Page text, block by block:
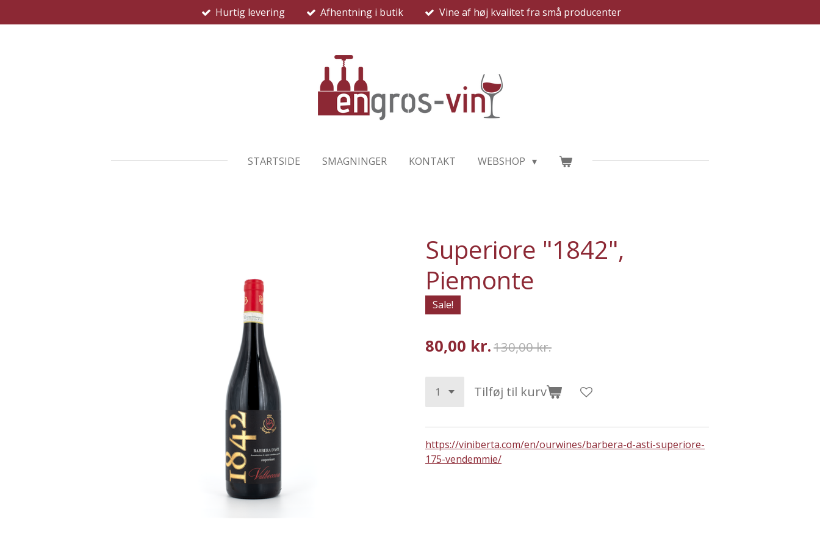
til
Hurtig levering Afhentning i butik Vine af høj kvalitet fra små producenter
STARTSIDE SMAGNINGER KONTAKT WEBSHOP
Superiore "1842",
Piemonte
Sale!
80,00 kr.130,00 kr.
Tilføj til kurv
https://viniberta.com/en/ourwines/barbera-d-asti-superiore-
175-vendemmie/